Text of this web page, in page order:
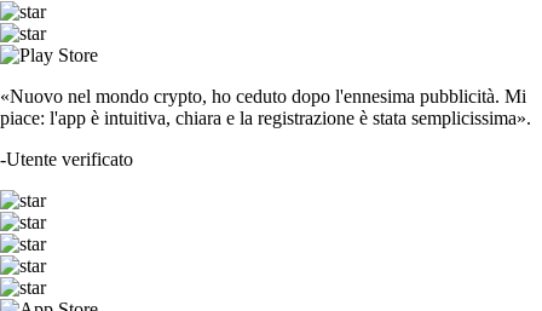
«Nuovo nel mondo crypto, ho ceduto dopo l'ennesima pubblicità. Mi
piace: l'app è intuitiva, chiara e la registrazione è stata semplicissima».
-Utente verificato